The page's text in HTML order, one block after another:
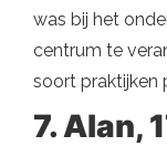
was bij het
centrum te
soort praktijken
7. Alan,